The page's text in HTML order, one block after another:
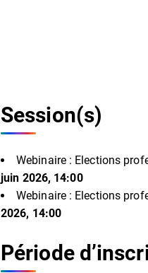
Session(s)
Webinaire : Elections
juin 2026, 14:00
Webinaire : Elections
2026, 14:00
Période